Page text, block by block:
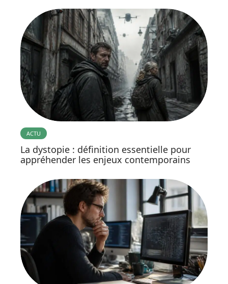
ACTU
La dystopie : définition essentielle pour
appréhender les enjeux contemporains